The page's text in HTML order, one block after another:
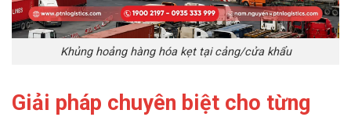
Khủng hoảng hàng hóa kẹt tại cảng/cửa khẩu
Giải pháp chuyên biệt cho từng